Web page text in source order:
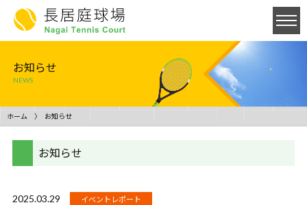
お知らせ
NEWS
ホーム お知らせ
お知らせ
2025.03.29 イベントレポート